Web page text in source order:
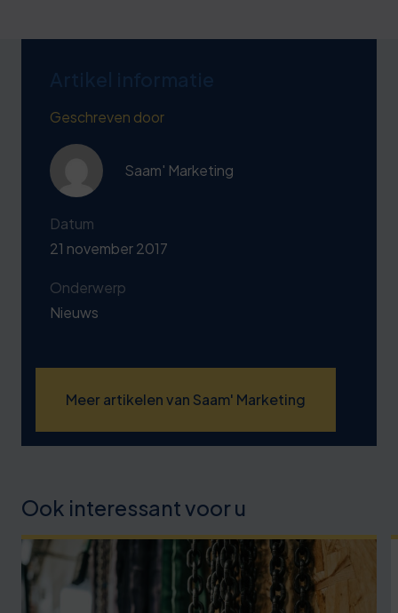
Geschreven door
Saam' Marketing
Datum
21 november 2017
Onderwerp
Nieuws
Meer artikelen van Saam' Marketing
Ook interessant voor u